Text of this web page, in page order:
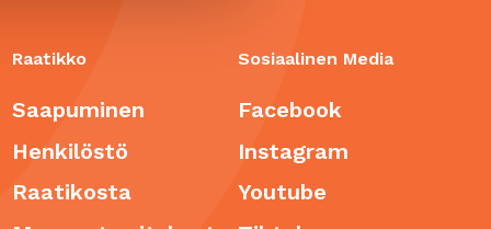
Raatikko
Saapuminen
Henkilöstö
Raatikosta
Sosiaalinen Media
Facebook
Instagram
Youtube